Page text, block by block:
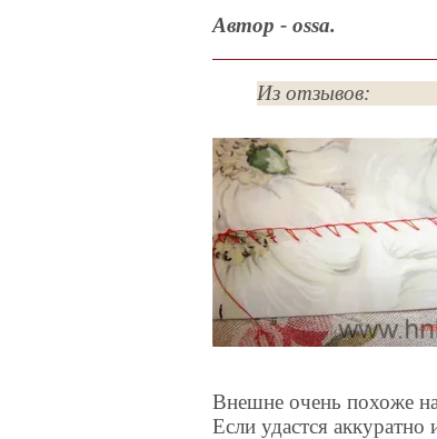
Автор - ossa.
Из отзывов:
Внешне очень похоже
Если удастся